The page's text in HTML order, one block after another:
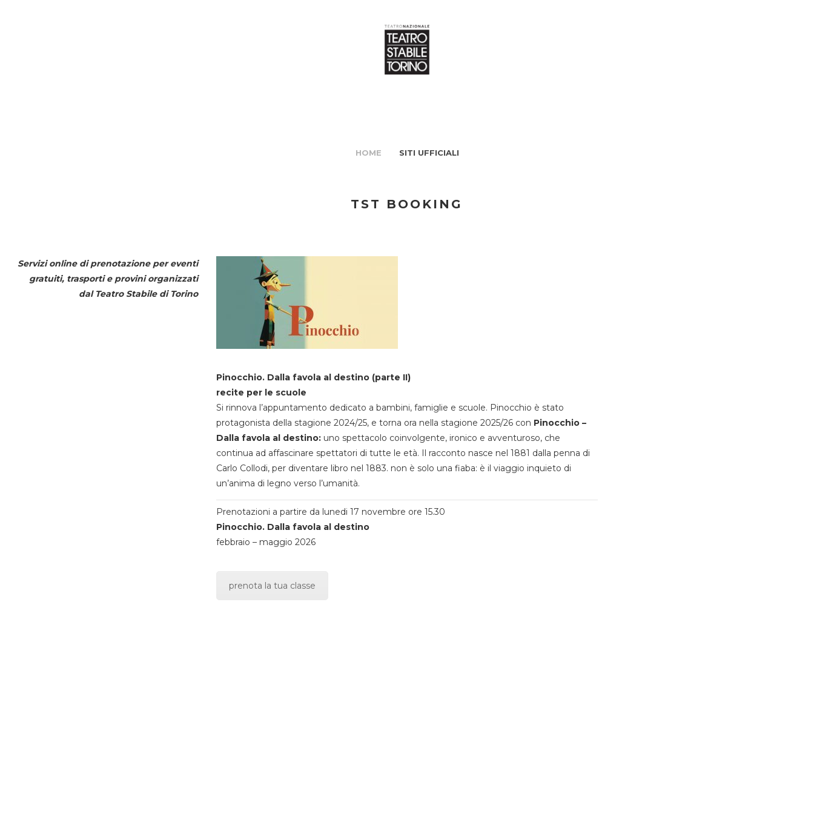
HOME SITI UFFICIALI
TST BOOKING
Servizi online di prenotazione per eventi
gratuiti, trasporti e provini organizzati
dal Teatro Stabile di Torino
Pinocchio. Dalla favola al destino (parte II)
recite per le scuole
Si rinnova l’appuntamento dedicato a bambini, famiglie e scuole. Pinocchio è stato
protagonista della stagione 2024/25, e torna ora nella stagione 2025/26 con Pinocchio –
Dalla favola al destino:uno spettacolo coinvolgente, ironico e avventuroso, che
continua ad affascinare spettatori di tutte le età. Il racconto nasce nel 1881 dalla penna di
Carlo Collodi, per diventare libro nel 1883. non è solo una fiaba: è il viaggio inquieto di
un’anima di legno verso l’umanità.
Prenotazioni a partire da lunedi 17 novembre ore 15.30
Pinocchio. Dalla favola al destino
febbraio – maggio 2026
prenota la tua classe